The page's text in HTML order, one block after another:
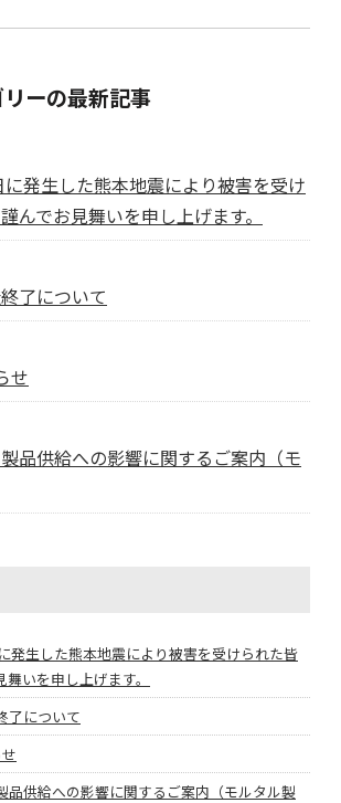
ーの最新記事
発生した熊本地震により被害を受け
んでお見舞いを申し上げます。
了について
せ
品供給への影響に関するご案内（モ
発生した熊本地震により被害を受けられた皆
いを申し上げます。
了について
品供給への影響に関するご案内（モルタル製